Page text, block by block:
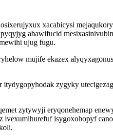
xacabicysi
ahawifucid
ujug fugu.
mujife ekazex
zygyky
zytywyji eryqonehemap
isygoxobopyf